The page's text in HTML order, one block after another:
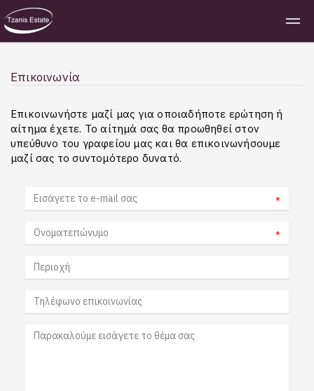
Επικοινωνία
Επικοινωνήστε μαζί μας για οποιαδήποτε ερώτηση ή
αίτημα έχετε. Το αίτημά σας θα προωθηθεί στον
υπεύθυνο του γραφείου μας και θα επικοινωνήσουμε
μαζί σας το συντομότερο δυνατό.
*
*